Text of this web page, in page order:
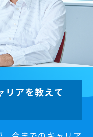
リアを教えて